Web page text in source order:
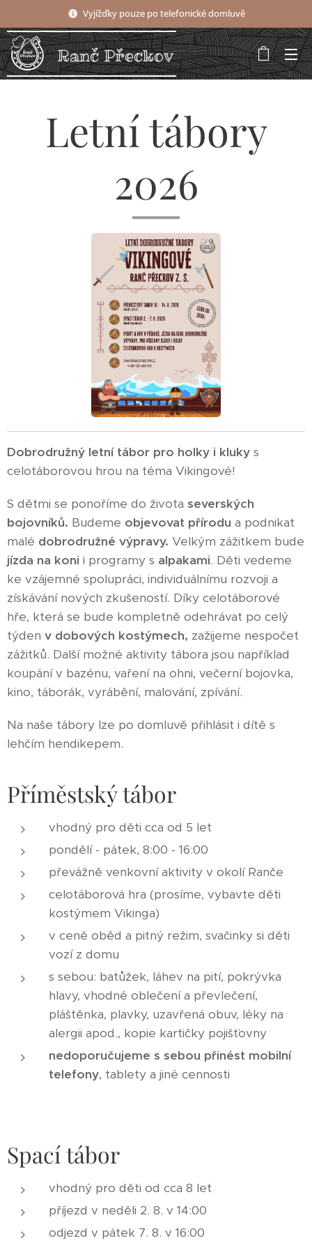
Vyjížďky pouze po telefonické domluvě
Ranč Přeckov
Letní tábory
2026
Dobrodružný letní tábor pro holky i kluky s
celotáborovou hrou na téma Vikingové!
S dětmi se ponoříme do života severských
bojovníků. Budeme objevovat přírodu a podnikat
malé dobrodružné výpravy. Velkým zážitkem bude
jízda na koni i programy s alpakami. Děti vedeme
ke vzájemné spolupráci, individuálnímu rozvoji a
získávání nových zkušeností. Díky celotáborové
hře, která se bude kompletně odehrávat po celý
týden v dobových kostýmech, zažijeme nespočet
zážitků. Další možné aktivity tábora jsou například
koupání v bazénu, vaření na ohni, večerní bojovka,
kino, táborák, vyrábění, malování, zpívání.
Na naše tábory lze po domluvě přihlásit i dítě s
lehčím hendikepem.
Příměstský tábor
vhodný pro děti cca od 5 let
pondělí - pátek, 8:00 - 16:00
převážně venkovní aktivity v okolí Ranče
celotáborová hra (prosíme, vybavte děti
kostýmem Vikinga)
v ceně oběd a pitný režim, svačinky si děti
vozí z domu
s sebou: batůžek, láhev na pití, pokrývka
hlavy, vhodné oblečení a převlečení,
pláštěnka, plavky, uzavřená obuv, léky na
alergii apod., kopie kartičky pojišťovny
nedoporučujeme s sebou přinést mobilní
telefony, tablety a jiné cennosti
Spací tábor
vhodný pro děti od cca 8 let
příjezd v neděli 2. 8. v 14:00
odjezd v pátek 7. 8. v 16:00